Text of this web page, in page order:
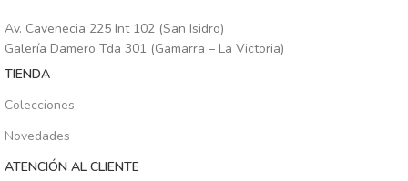
Av. Cavenecia 225 Int 102 (San Isidro)
Galería Damero Tda 301 (Gamarra – La Victoria)
TIENDA
Colecciones
Novedades
ATENCIÓN AL CLIENTE